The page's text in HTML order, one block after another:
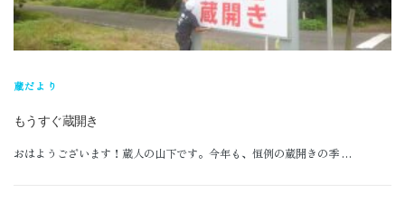
蔵だより
もうすぐ蔵開き
おはようございます！蔵人の山下です。今年も、恒例の蔵開きの季 …